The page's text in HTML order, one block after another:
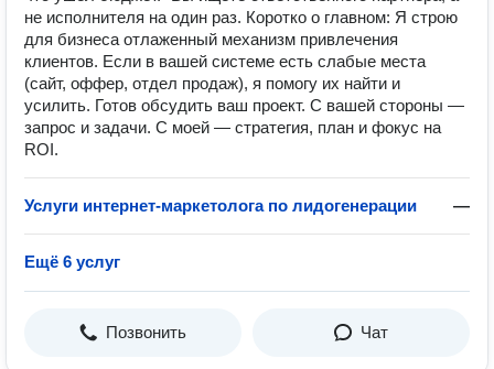
не исполнителя на один раз. Коротко о главном: Я строю
для бизнеса отлаженный механизм привлечения
клиентов. Если в вашей системе есть слабые места
(сайт, оффер, отдел продаж), я помогу их найти и
усилить. Готов обсудить ваш проект. С вашей стороны —
запрос и задачи. С моей — стратегия, план и фокус на
ROI.
Услуги интернет-маркетолога по лидогенерации —
Ещё 6 услуг
Позвонить Чат